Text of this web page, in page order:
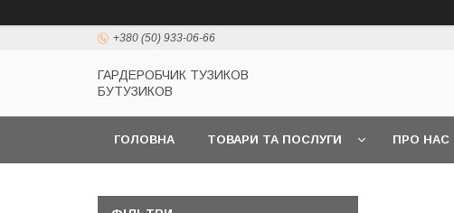
+380 (50) 933-06-66
ГАРДЕРОБЧИК ТУЗИКОВ
БУТУЗИКОВ
ГОЛОВНА ТОВАРИ ТА ПОСЛУГИ ПРО НАС